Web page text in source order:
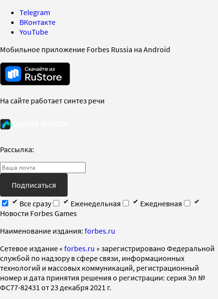
Telegram
ВКонтакте
YouTube
Мобильное приложение Forbes Russia на Android
На сайте работает синтез речи
Рассылка:
Подписаться
Все сразу
Еженедельная
Ежедневная
Новости Forbes Games
Наименование издания: forbes.ru
Cетевое издание « forbes.ru » зарегистрировано Федеральной
службой по надзору в сфере связи, информационных
технологий и массовых коммуникаций, регистрационный
номер и дата принятия решения о регистрации: серия Эл №
ФС77-82431 от 23 декабря 2021 г.